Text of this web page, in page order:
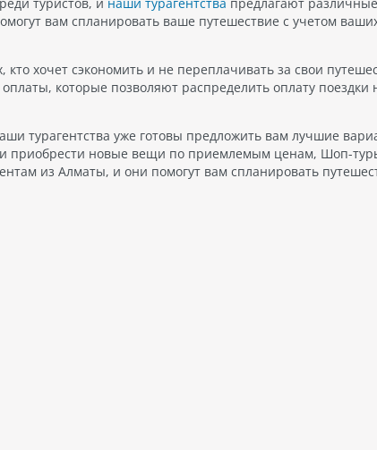
вам спланировать ваше путешествие с учетом
кто хочет сэкономить и не переплачивать за свои
которые позволяют распределить оплату поездки
турагентства уже готовы предложить вам лучшие
приобрести новые вещи по приемлемым ценам, Шоп-
из Алматы, и они помогут вам спланировать